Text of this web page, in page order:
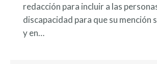
redacción para incluir a las
discapacidad para que su mención
y en…